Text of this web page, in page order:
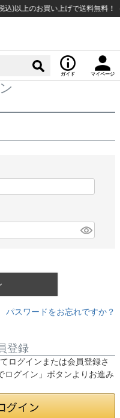
以上のお買い上げで送料無料！
ガイド マイページ
パスワードをお忘れですか？
登録
ログインまたは会員登録さ
ログイン」ボタンよりお進み